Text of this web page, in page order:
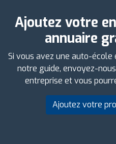
Ajoutez votre
annuaire
Si vous avez une auto-
notre guide, envoyez-
entreprise et vous
Ajoutez votre